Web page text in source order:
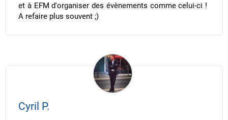
et à EFM d'organiser des évènements comme celui-ci !
A refaire plus souvent ;)
Cyril P.